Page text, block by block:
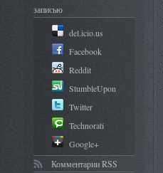
записью
del.icio.us
Facebook
Reddit
StumbleUpon
Twitter
Technorati
Google+
Комментарии RSS